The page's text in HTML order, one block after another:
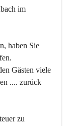
im
haben Sie
Gästen viele
.... zurück
zu